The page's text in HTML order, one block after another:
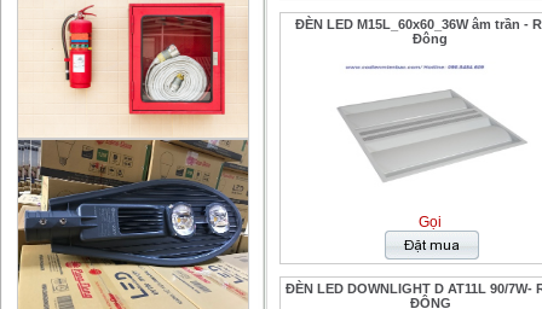
ĐÈN LED M15L_60x60_36W âm trần -
Đông
Gọi
ĐÈN LED DOWNLIGHT D AT11L 90/7W-
ĐÔNG